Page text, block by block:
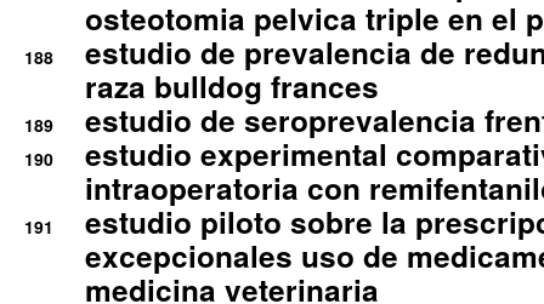
osteotomia pelvica triple en el
188
estudio de prevalencia de
raza bulldog frances
189 estudio de seroprevalencia
190
estudio experimental
intraoperatoria con
191
estudio piloto sobre la
excepcionales uso de
medicina veterinaria